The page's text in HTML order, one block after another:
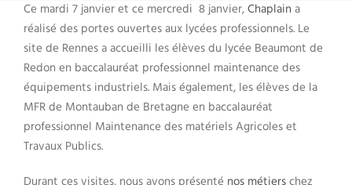
Ce mardi 7 janvier et ce mercredi 8 janvier,Chaplain a
réalisé des portes ouvertes aux lycées professionnels. Le
site de Rennes a accueilli les élèves du lycée Beaumont de
Redon en baccalauréat professionnel maintenance des
équipements industriels. Mais également, les élèves de la
MFR de Montauban de Bretagne en baccalauréat
professionnel Maintenance des matériels Agricoles et
Travaux Publics.